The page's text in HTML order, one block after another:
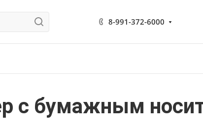
8-991-372-6000
с бумажным